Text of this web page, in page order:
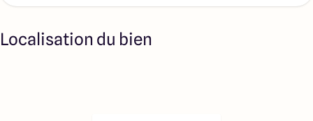
Localisation du bien